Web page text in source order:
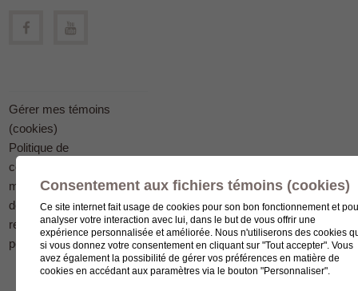
Gérer mes témoins
(cookies)
Politique de
confidentialité en
matière
de protection des
renseignements
personnels
Consentement aux fichiers témoins (cookies)
Ce site internet fait usage de cookies pour son bon fonctionnement et
analyser votre interaction avec lui, dans le but de vous offrir une
expérience personnalisée et améliorée. Nous n'utiliserons des cookies
si vous donnez votre consentement en cliquant sur "Tout accepter". Vous
avez également la possibilité de gérer vos préférences en matière de
cookies en accédant aux paramètres via le bouton "Personnaliser".